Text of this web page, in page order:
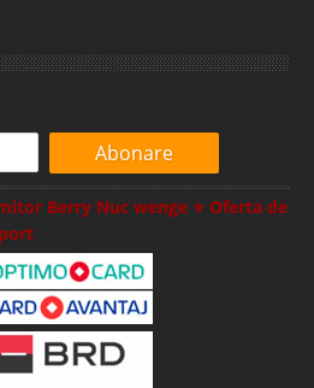
Abonare
Berry Nuc wenge ⭐ Oferta de